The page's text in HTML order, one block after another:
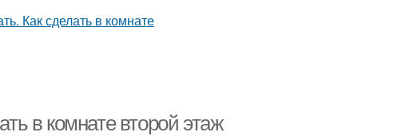
в комнате второй этаж